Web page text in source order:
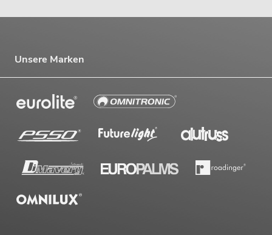
Unsere Marken